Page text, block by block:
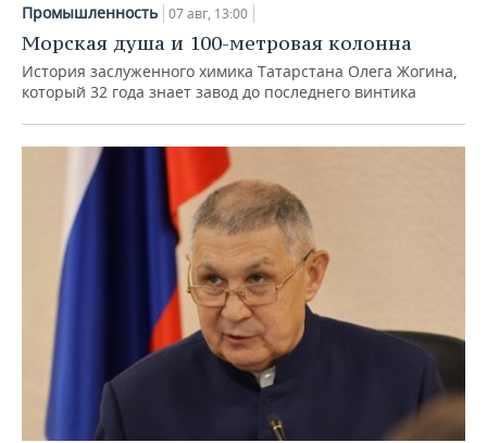
Промышленность 07 авг, 13:00
Морская душа и 100-метровая колонна
История заслуженного химика Татарстана Олега Жогина,
который 32 года знает завод до последнего винтика